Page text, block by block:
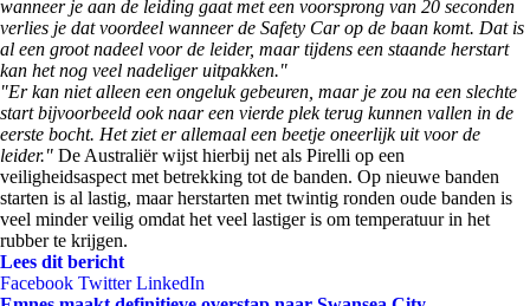
wanneer je aan de leiding gaat met een voorsprong van 20 seconden
verlies je dat voordeel wanneer de Safety Car op de baan komt. Dat is
al een groot nadeel voor de leider, maar tijdens een staande herstart
kan het nog veel nadeliger uitpakken."
"Er kan niet alleen een ongeluk gebeuren, maar je zou na een slechte
start bijvoorbeeld ook naar een vierde plek terug kunnen vallen in de
eerste bocht. Het ziet er allemaal een beetje oneerlijk uit voor de
leider." De Australiër wijst hierbij net als Pirelli op een
veiligheidsaspect met betrekking tot de banden. Op nieuwe banden
starten is al lastig, maar herstarten met twintig ronden oude banden is
veel minder veilig omdat het veel lastiger is om temperatuur in het
rubber te krijgen.
Lees dit bericht
Facebook Twitter LinkedIn